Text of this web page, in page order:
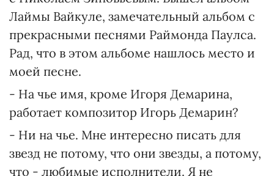
Лаймы Вайкуле, замечательный альбом с
прекрасными песнями Раймонда Паулса.
Рад, что в этом альбоме нашлось место и
моей песне.
- На чье имя, кроме Игоря Демарина,
работает композитор Игорь Демарин?
- Ни на чье. Мне интересно писать для
звезд не потому, что они звезды, а потому,
что - любимые исполнители. Я не